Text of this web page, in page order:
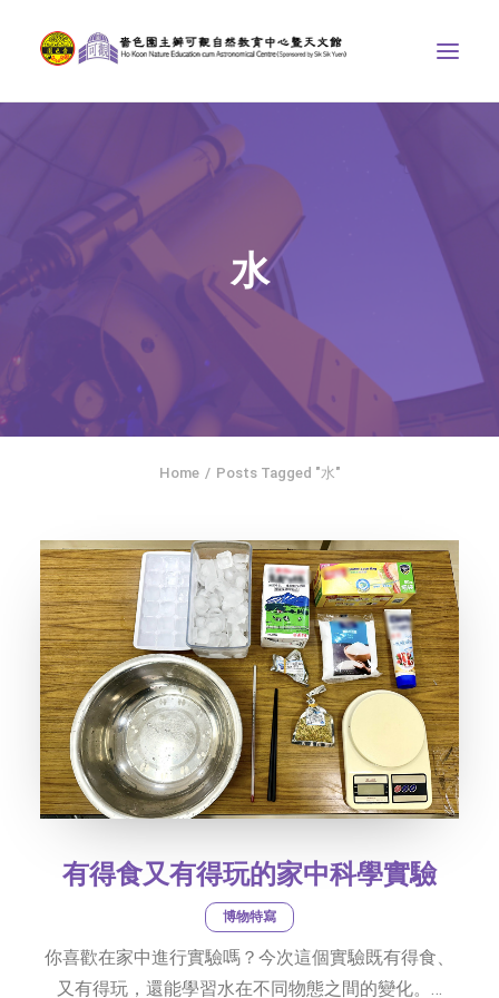
天文館
博物天地
比賽/專題計劃
聯絡我們
SEARCH
社交平台
字型大小
水
Home Posts Tagged "水"
有得食又有得玩的家中科學實驗
博物特寫
你喜歡在家中進行實驗嗎？今次這個實驗既有得食、
又有得玩，還能學習水在不同物態之間的變化。…